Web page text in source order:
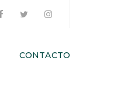
CONTACTO